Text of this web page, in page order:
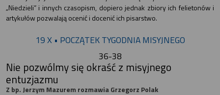
„Niedzieli” i innych czasopism, dopiero jednak zbiory ich felietonów i
artykułów pozwalają ocenić i docenić ich pisarstwo.
19 X • POCZĄTEK TYGODNIA MISYJNEGO
36-38
Nie pozwólmy się okraść z misyjnego
entuzjazmu
Z bp. Jerzym Mazurem rozmawia Grzegorz Polak